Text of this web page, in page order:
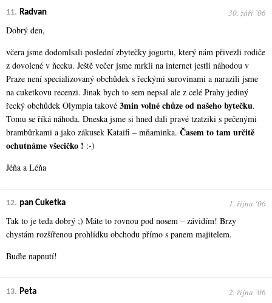
11. Radvan 30. září ʼ06
Dobrý den,
včera jsme dodomlsali poslední zbytečky jogurtu, který nám přivezli rodiče
z dovolené v ňecku. Ještě večer jsme mrkli na internet jestli náhodou v
Praze není specializovaný obchůdek s řeckými surovinami a narazili jsme
na cuketkovu recenzi. Jinak bych to sem nepsal ale z celé Prahy jediný
řecký obchůdek Olympia takové 3min volné chůze od našeho bytečku.
Tomu se říká náhoda. Dneska jsme si hned dali pravé tzatziki s pečenými
brambůrkami a jako zákusek Kataifi – mňaminka. Časem to tam určitě
ochutnáme všecičko ! :-)
Jéňa a Léňa
12. pan Cuketka 1. října ʼ06
Tak to je teda dobrý ;) Máte to rovnou pod nosem – závidím! Brzy
chystám rozšířenou prohlídku obchodu přímo s panem majitelem.
Buďte napnutí!
13. Peta 2. října ʼ06